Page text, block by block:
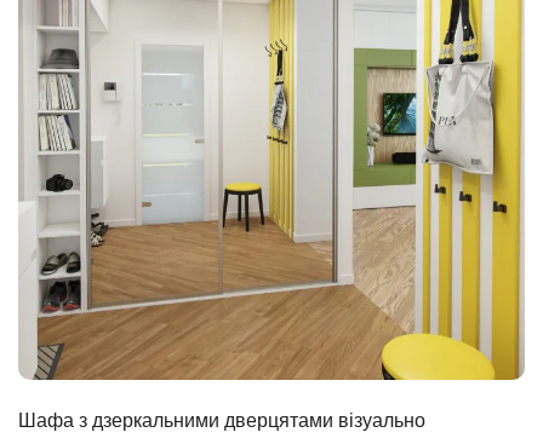
Шафа з дзеркальними дверцятами візуально